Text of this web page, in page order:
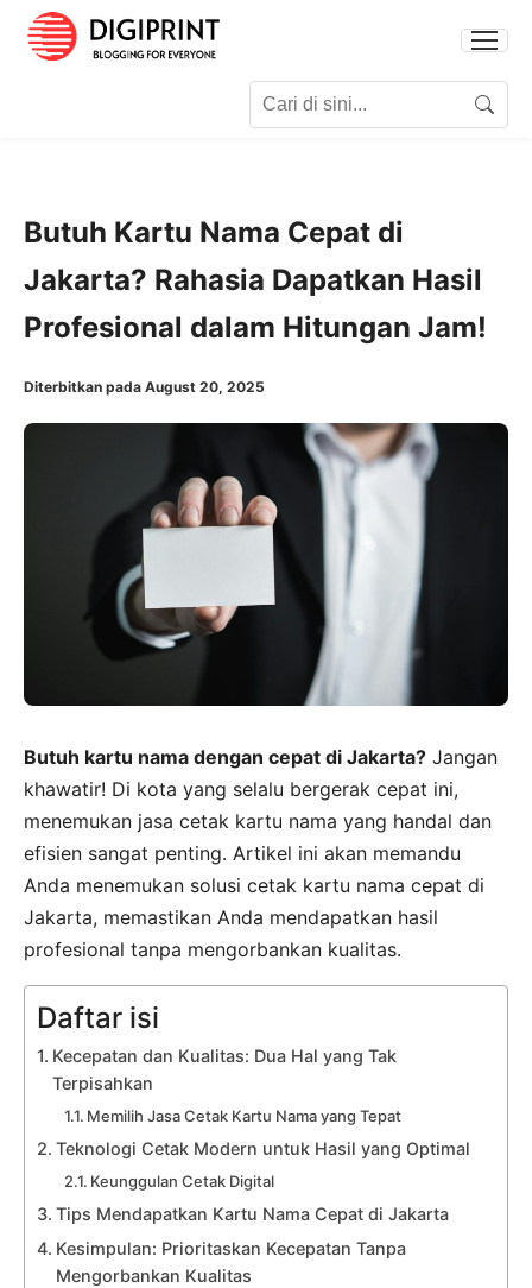
Search
Butuh Kartu Nama Cepat di
Jakarta? Rahasia Dapatkan Hasil
Profesional dalam Hitungan Jam!
Diterbitkan pada August 20, 2025
Butuh kartu nama dengan cepat di Jakarta? Jangan
khawatir! Di kota yang selalu bergerak cepat ini,
menemukan jasa cetak kartu nama yang handal dan
efisien sangat penting. Artikel ini akan memandu
Anda menemukan solusi cetak kartu nama cepat di
Jakarta, memastikan Anda mendapatkan hasil
profesional tanpa mengorbankan kualitas.
Daftar isi
Kecepatan dan Kualitas: Dua Hal yang Tak
Terpisahkan
Memilih Jasa Cetak Kartu Nama yang Tepat
Teknologi Cetak Modern untuk Hasil yang Optimal
Keunggulan Cetak Digital
Tips Mendapatkan Kartu Nama Cepat di Jakarta
Kesimpulan: Prioritaskan Kecepatan Tanpa
Mengorbankan Kualitas